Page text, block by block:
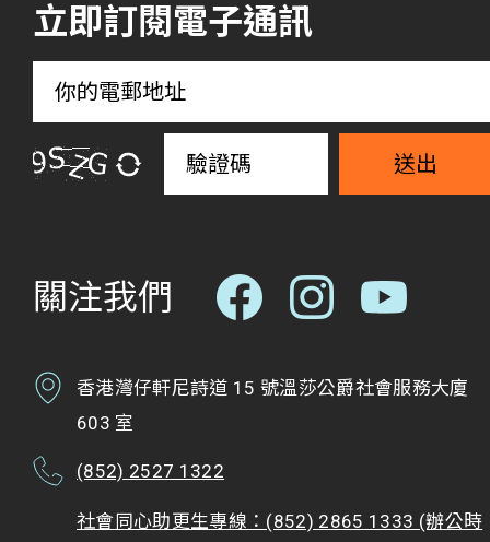
立即訂閱電子通訊
送出
關注我們
香港灣仔軒尼詩道 15 號溫莎公爵社會服務大廈
603 室
(852) 2527 1322
社會同心助更生專線：(852) 2865 1333 (辦公時